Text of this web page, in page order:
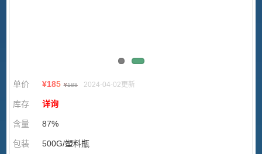
单价 ¥185 ¥188 2024-04-02更新
库存 详询
含量 87%
包装 500G/塑料瓶